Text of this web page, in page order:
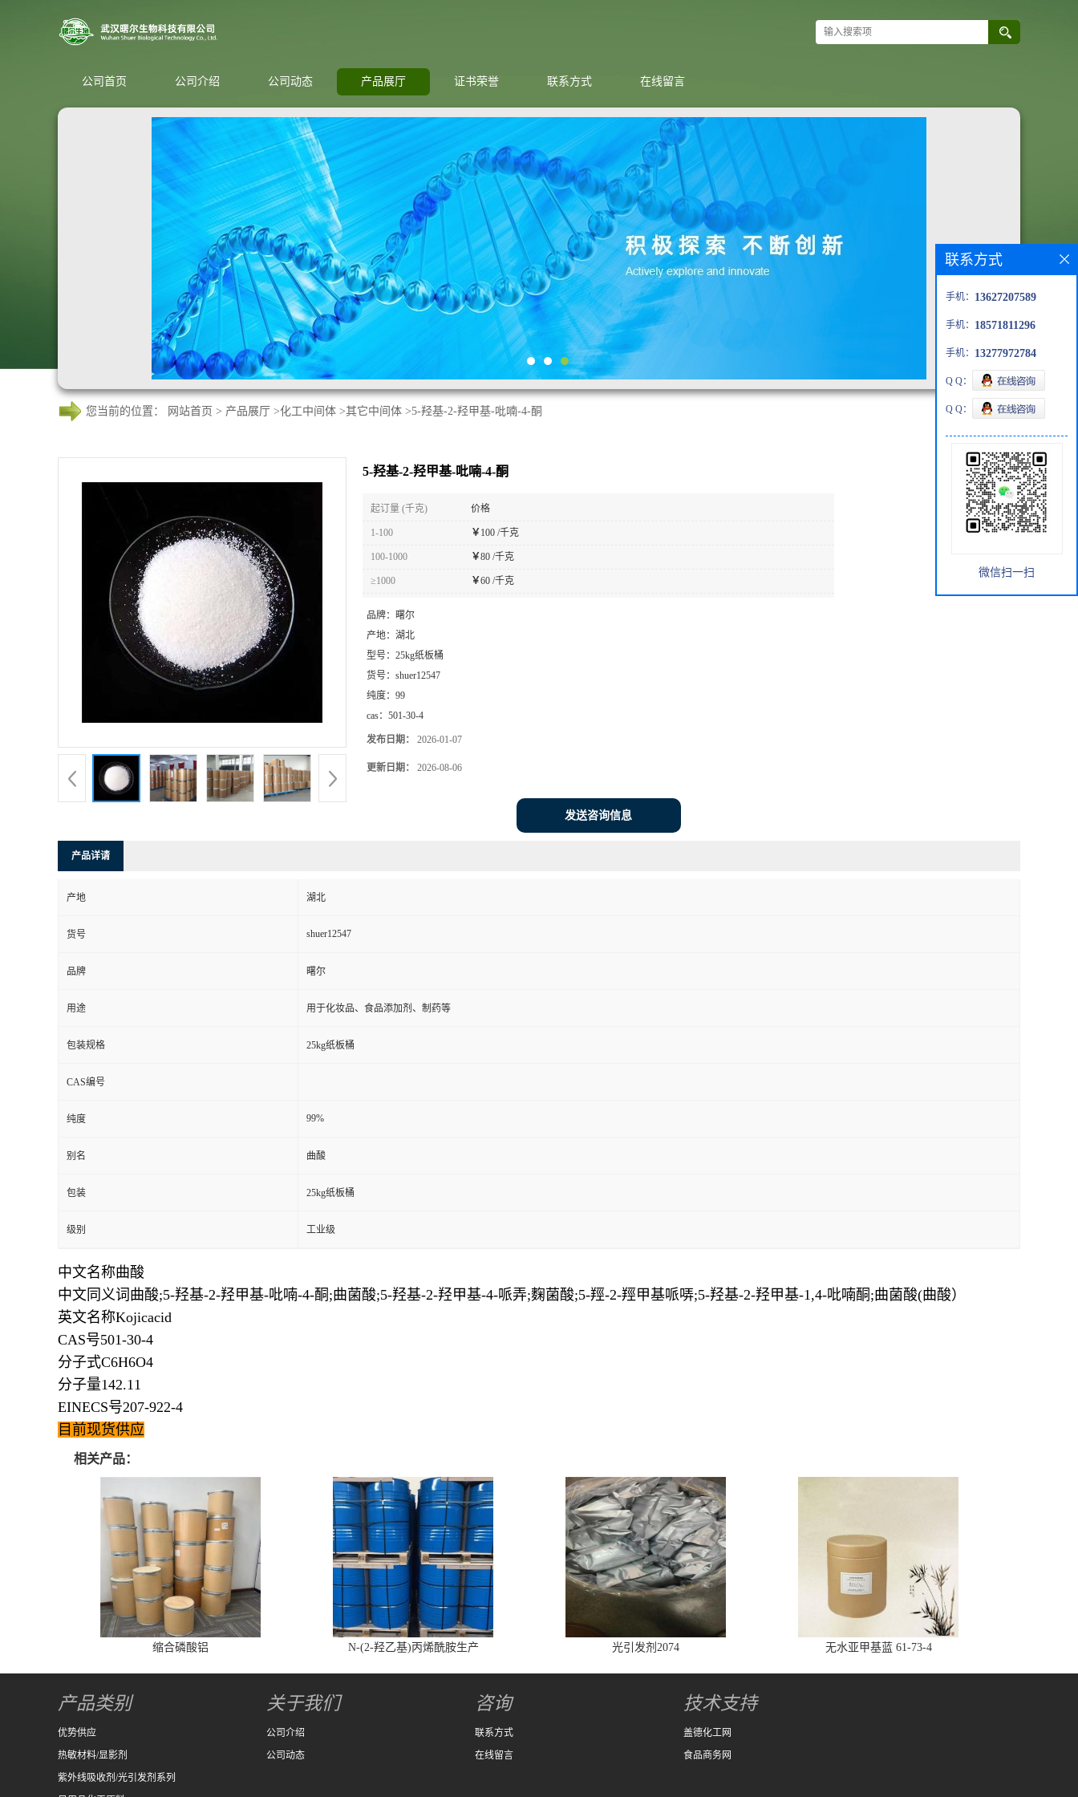
公司首页 公司介绍 公司动态 产品展厅 证书荣誉 联系方式 在线留言
您当前的位置： 网站首页 > 产品展厅 >化工中间体 >其它中间体 >5-羟基-2-羟甲基-吡喃-4-酮
5-羟基-2-羟甲基-吡喃-4-酮
起订量 (千克) 价格
1-100 ￥ 100 /千克
100-1000 ￥80 /千克
≥1000 ￥60 /千克
品牌： 曙尔
产地： 湖北
型号： 25kg纸板桶
货号： shuer12547
纯度： 99
cas： 501-30-4
发布日期： 2026-01-07
更新日期： 2026-08-06
发送咨询信息
产品详请
产地 湖北
货号 shuer12547
品牌 曙尔
用途 用于化妆品、食品添加剂、制药等
包装规格 25kg纸板桶
CAS编号
纯度 99%
别名 曲酸
包装 25kg纸板桶
级别 工业级
中文名称曲酸
中文同义词曲酸;5-羟基-2-羟甲基-吡喃-4-酮;曲菌酸;5-羟基-2-羟甲基-4-哌弄;麴菌酸;5-羥-2-羥甲基哌哢;5-羟基-2-羟甲基-1,4-吡喃酮;曲菌酸(曲酸）
英文名称Kojicacid
CAS号501-30-4
分子式C6H6O4
分子量142.11
EINECS号207-922-4
目前现货供应
相关产品：
缩合磷酸铝 N-(2-羟乙基)丙烯酰胺生产 光引发剂2074 无水亚甲基蓝 61-73-4
联系方式
手机： 13627207589
手机： 18571811296
手机： 13277972784
Q Q：
Q Q：
微信扫一扫
产品类别
优势供应
热敏材料/显影剂
紫外线吸收剂/光引发剂系列
关于我们
公司介绍
公司动态
咨询
联系方式
在线留言
技术支持
盖德化工网
食品商务网